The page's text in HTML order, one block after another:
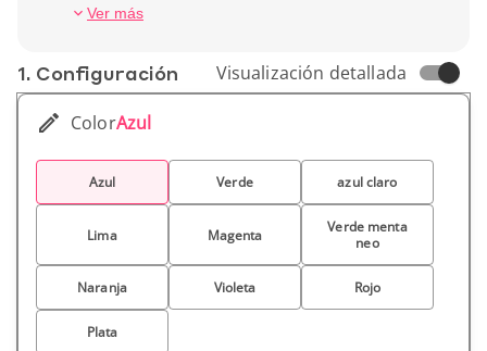
clip desmontable permite una personalización
Peso unitario : 9,07 gr
Ver más
1. Conf­iguración Visualización detallada
ColorAzul
Azul Verde azul claro
Lima Magenta
Verde menta
neo
Naranja Violeta Rojo
Plata